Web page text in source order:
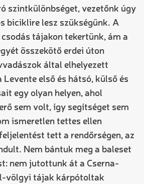
szintkülönbséget, vezetőnk úgy
biciklire lesz szükségünk. A
tájakon tekertünk, ám a
összekötő erdei úton
által elhelyezett
első és hátsó, külső és
egy olyan helyen, ahol
sem volt, így segítséget sem
ismeretlen tettes ellen
tett a rendőrségen, az
Nem bántuk meg a baleset
nem jutottunk át a Cserna-
völgyi tájak kárpótoltak